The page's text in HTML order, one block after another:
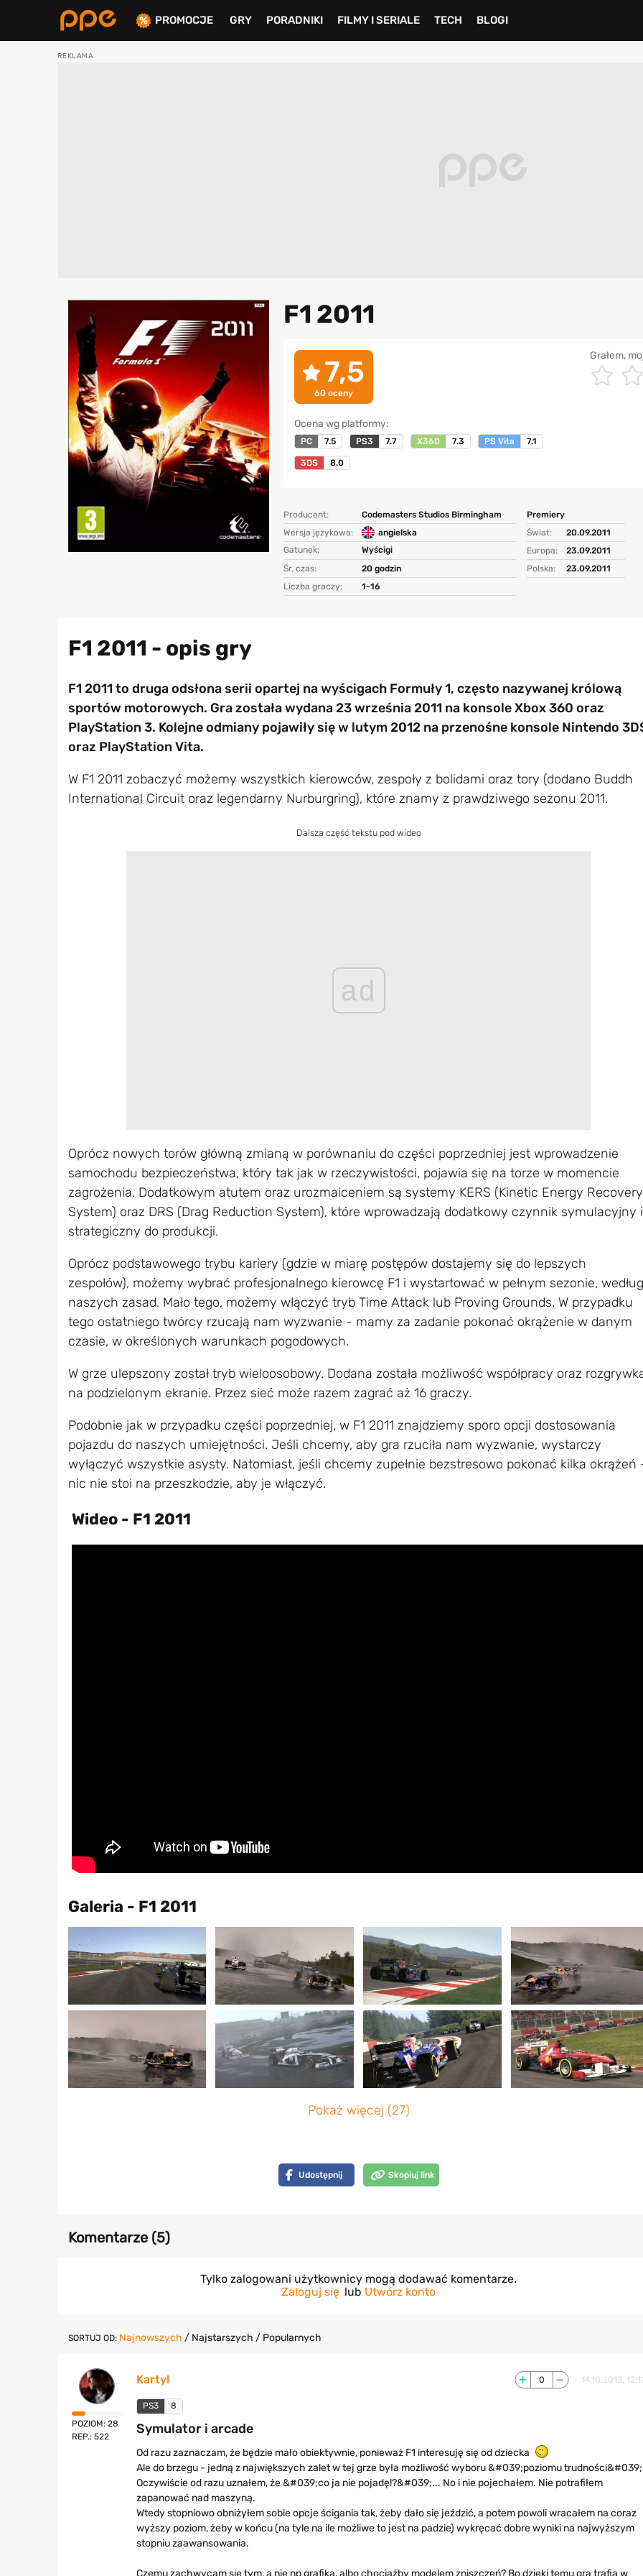
PROMOCJE GRY PORADNIKI FILMY I SERIALE TECH BLOGI
F1 2011
7,5
60oceny
Ocena wg platformy:
PC 7.5 PS3 7.7 X360 7.3 PS Vita 7.1
3DS 8.0
Grałem,
Producent:
Codemasters Studios Birmingham
Wersja językowa:
angielska
Gatunek:
Wyścigi
Śr. czas:
20 godzin
Liczba graczy:
1-16
Premiery
Świat:
20.09.2011
Europa:
23.09.2011
Polska:
23.09.2011
F1 2011 - opis gry
F1 2011 to druga odsłona serii opartej na wyścigach Formuły 1, często nazywanej królową
sportów motorowych. Gra została wydana 23 września 2011 na konsole Xbox 360 oraz
PlayStation 3. Kolejne odmiany pojawiły się w lutym 2012 na przenośne konsole Nintendo
oraz PlayStation Vita.
W F1 2011 zobaczyć możemy wszystkich kierowców, zespoły z bolidami oraz tory (dodano Buddh
International Circuit oraz legendarny Nurburgring), które znamy z prawdziwego sezonu 2011.
Dalsza część tekstu pod wideo
ad
Oprócz nowych torów główną zmianą w porównaniu do części poprzedniej jest wprowadzenie
samochodu bezpieczeństwa, który tak jak w rzeczywistości, pojawia się na torze w momencie
zagrożenia. Dodatkowym atutem oraz urozmaiceniem są systemy KERS (Kinetic Energy Recovery
System) oraz DRS (Drag Reduction System), które wprowadzają dodatkowy czynnik symulacyjny i
strategiczny do produkcji.
Oprócz podstawowego trybu kariery (gdzie w miarę postępów dostajemy się do lepszych
zespołów), możemy wybrać profesjonalnego kierowcę F1 i wystartować w pełnym sezonie, według
naszych zasad. Mało tego, możemy włączyć tryb Time Attack lub Proving Grounds. W przypadku
tego ostatniego twórcy rzucają nam wyzwanie - mamy za zadanie pokonać okrążenie w danym
czasie, w określonych warunkach pogodowych.
W grze ulepszony został tryb wieloosobowy. Dodana została możliwość współpracy oraz
na podzielonym ekranie. Przez sieć może razem zagrać aż 16 graczy.
Podobnie jak w przypadku części poprzedniej, w F1 2011 znajdziemy sporo opcji dostosowania
pojazdu do naszych umiejętności. Jeśli chcemy, aby gra rzuciła nam wyzwanie, wystarczy
wyłączyć wszystkie asysty. Natomiast, jeśli chcemy zupełnie bezstresowo pokonać kilka okrążeń
nic nie stoi na przeszkodzie, aby je włączyć.
Wideo - F1 2011
Galeria - F1 2011
Pokaż więcej (27)
Udostępnij Skopiuj link
Komentarze (5)
Tylko zalogowani użytkownicy mogą dodawać komentarze.
Zaloguj się lub Utwórz konto
SORTUJ OD: Najnowszych / Najstarszych / Popularnych
POZIOM: 28
REP.: 522
Kartyl 0 14.10.2013,
PS3 8
Symulator i arcade
Od razu zaznaczam, że będzie mało obiektywnie, ponieważ F1 interesuję się od dziecka
Ale do brzegu - jedną z największych zalet w tej grze była możliwość wyboru &#039;poziomu
Oczywiście od razu uznałem, że &#039;co ja nie pojadę!?&#039;... No i nie pojechałem. Nie potrafiłem
zapanować nad maszyną.
Wtedy stopniowo obniżyłem sobie opcje ścigania tak, żeby dało się jeździć, a potem powoli wracałem na coraz
wyższy poziom, żeby w końcu (na tyle na ile możliwe to jest na padzie) wykręcać dobre wyniki na najwyższym
stopniu zaawansowania.
Czemu zachwycam się tym, a nie np grafiką, albo chociażby modelem zniszczeń? Bo dzięki temu gra trafia w